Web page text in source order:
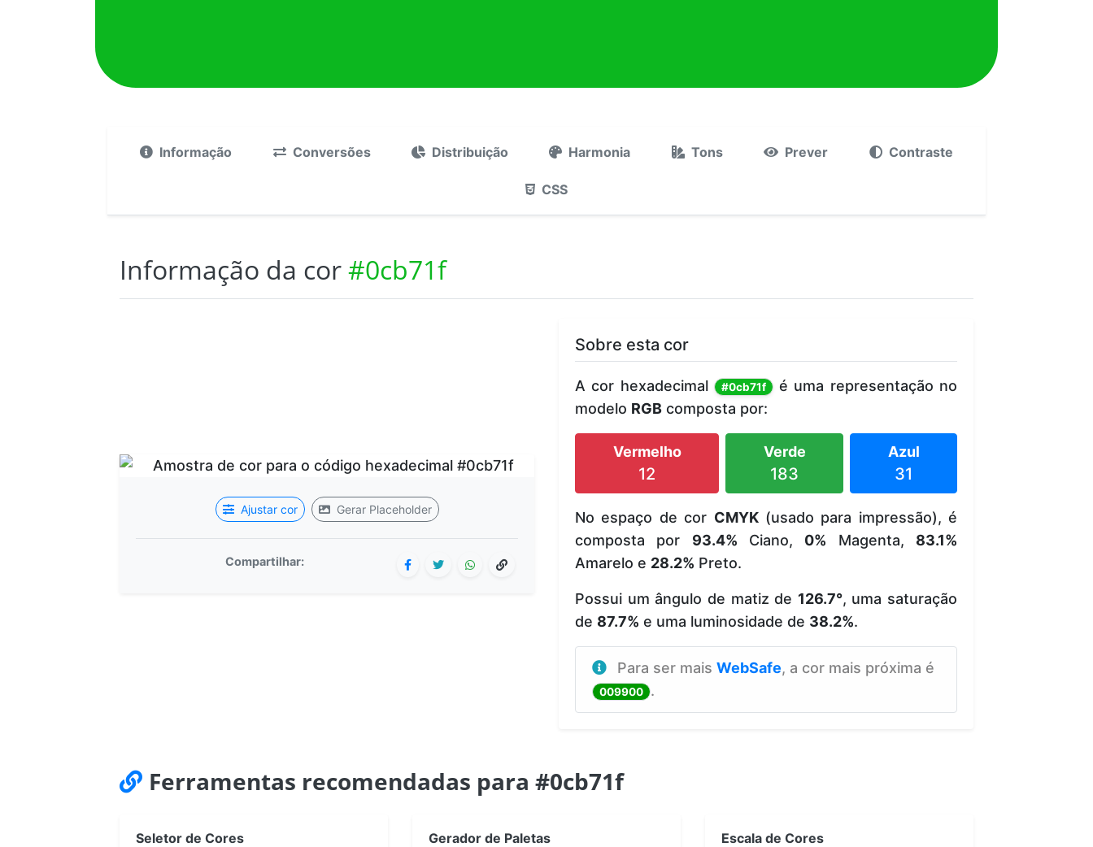
Informação Conversões Distribuição Harmonia Tons Prever Contraste
CSS
Informação da cor#0cb71f
Ajustar cor Gerar Placeholder
Compartilhar:
Sobre esta cor
A cor hexadecimal #0cb71f é uma representação no
modelo RGB composta por:
Vermelho
12
Verde
183
Azul
31
No espaço de cor CMYK(usado para impressão), é
composta por 93.4% Ciano, 0% Magenta, 83.1%
Amarelo e 28.2% Preto.
Possui um ângulo de matiz de 126.7°, uma saturação
de 87.7% e uma luminosidade de 38.2%.
Para ser mais WebSafe, a cor mais próxima é
009900 .
Ferramentas recomendadas para #0cb71f
Seletor de Cores Gerador de Paletas Escala de Cores